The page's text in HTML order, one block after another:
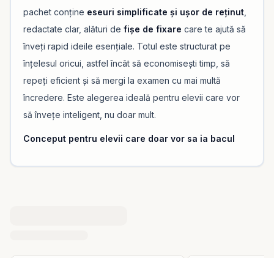
pachet conține eseuri simplificate și ușor de reținut
redactate clar, alături de fișe de fixare care te ajută să
înveți rapid ideile esențiale. Totul este structurat pe
înțelesul oricui, astfel încât să economisești timp, să
repeți eficient și să mergi la examen cu mai multă
încredere. Este alegerea ideală pentru elevii care vor
să învețe inteligent, nu doar mult.
Conceput pentru elevii care doar vor sa ia bacul